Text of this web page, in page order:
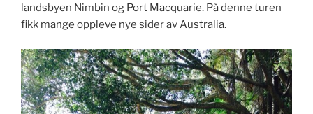
landsbyen Nimbin og Port Macquarie. På denne turen
fikk mange oppleve nye sider av Australia.